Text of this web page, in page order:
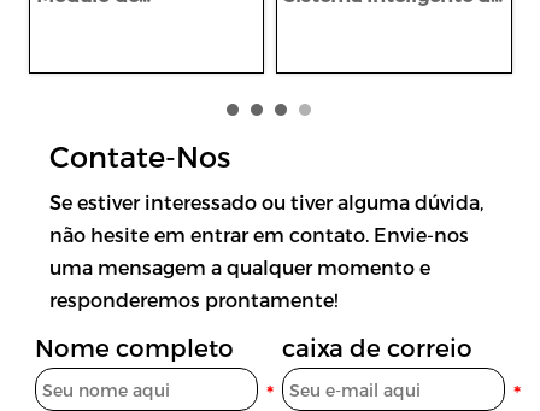
seguro da série BAM
Prova de Explosão
Montado em Veículo
Contate-Nos
Se estiver interessado ou tiver alguma dúvida,
não hesite em entrar em contato. Envie-nos
uma mensagem a qualquer momento e
responderemos prontamente!
Nome completo caixa de correio